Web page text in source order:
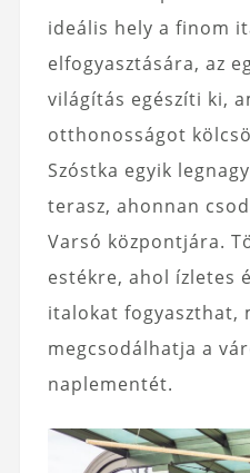
ideális hely a finom
elfogyasztására, az
világítás egészíti ki,
otthonosságot
Szóstka egyik
terasz, ahonnan
Varsó központjára.
estékre, ahol ízletes
italokat fogyaszthat,
megcsodálhatja a
naplementét.